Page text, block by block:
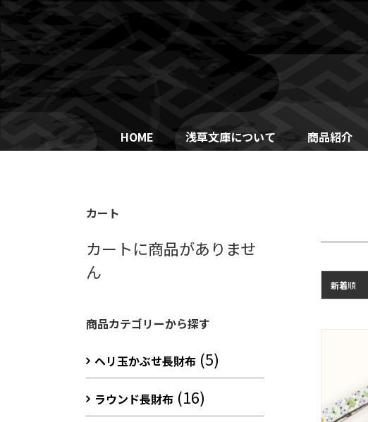
Skip
to
content
HOME 浅草文庫について 商品紹介
新着順
カート
カートに商品がありませ
ん
商品カテゴリーから探す
ヘリ玉かぶせ長財布 (5)
ラウンド長財布 (16)